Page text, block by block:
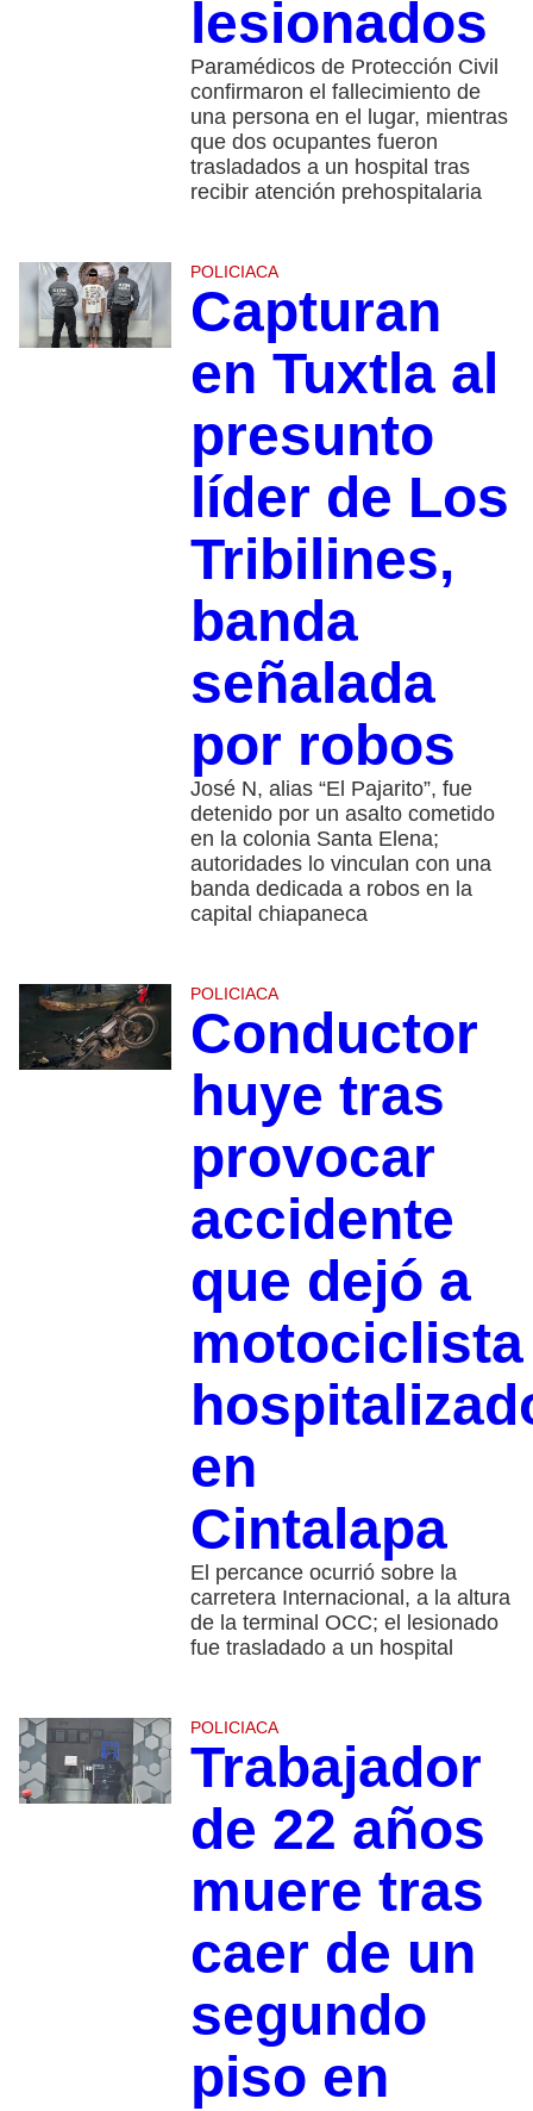
lesionados
Paramédicos de Protección Civil
confirmaron el fallecimiento de
una persona en el lugar, mientras
que dos ocupantes fueron
trasladados a un hospital tras
recibir atención prehospitalaria
POLICIACA
Capturan
en Tuxtla al
presunto
líder de Los
Tribilines,
banda
señalada
por robos
José N, alias “El Pajarito”, fue
detenido por un asalto cometido
en la colonia Santa Elena;
autoridades lo vinculan con una
banda dedicada a robos en la
capital chiapaneca
POLICIACA
Conductor
huye tras
provocar
accidente
que dejó a
motociclista
en
Cintalapa
El percance ocurrió sobre la
carretera Internacional, a la altura
de la terminal OCC; el lesionado
fue trasladado a un hospital
POLICIACA
Trabajador
de 22 años
muere tras
caer de un
segundo
piso en